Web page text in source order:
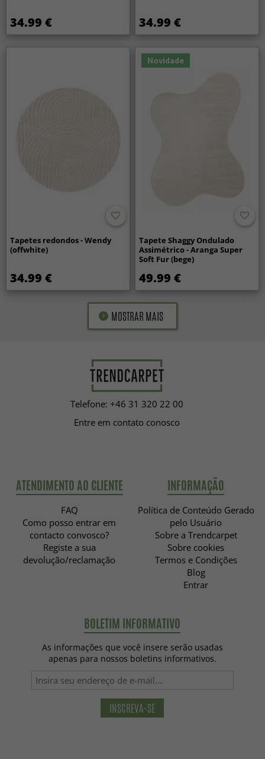
34.99 € 34.99 €
Tapetes redondos - Wendy
(offwhite)
34.99 €
Novidade
Tapete Shaggy Ondulado
Assimétrico - Aranga Super
Soft Fur (bege)
49.99 €
MOSTRAR MAIS
Telefone: +46 31 320 22 00
Entre em contato conosco
ATENDIMENTO AO CLIENTE
FAQ
Como posso entrar em
contacto convosco?
Registe a sua
devolução/reclamação
INFORMAÇÃO
Política de Conteúdo Gerado
pelo Usuário
Sobre a Trendcarpet
Sobre cookies
Termos e Condições
Blog
Entrar
BOLETIM INFORMATIVO
As informações que você insere serão usadas
apenas para nossos boletins informativos.
INSCREVA-SE